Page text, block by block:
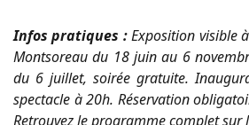
Infos pratiques :Exposition visible
Montsoreau du 18 juin au 6
du 6 juillet, soirée gratuite.
spectacle à 20h. Réservation
Retrouvez le programme complet sur